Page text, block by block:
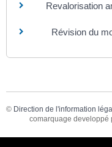
Revalorisation
Révision du
© Direction de l'information
comarquage developpé